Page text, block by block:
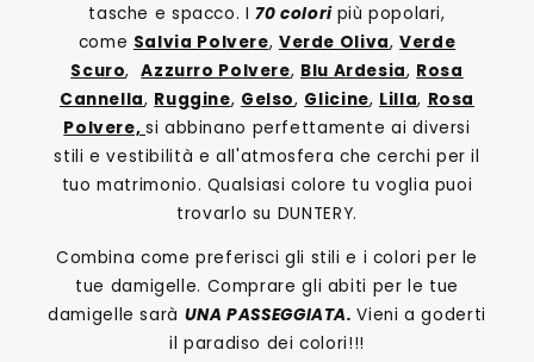
tasche e spacco. I70 colori più popolari,
come Salvia Polvere, Verde Oliva,Verde
Scuro,Azzurro Polvere, Blu Ardesia, Rosa
Cannella, Ruggine, Gelso, Glicine, Lilla, Rosa
Polvere, si abbinano perfettamente ai diversi
stili e vestibilità e all'atmosfera che cerchi per il
tuo matrimonio. Qualsiasi colore tu voglia puoi
trovarlo su DUNTERY.
Combina come preferisci gli stili e i colori per le
tue damigelle. Comprare gli abiti per le tue
damigelle sarà UNA PASSEGGIATA.Vieni a goderti
il paradiso dei colori!!!